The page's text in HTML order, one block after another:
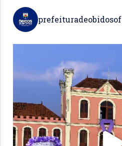
prefeituradeobidosof